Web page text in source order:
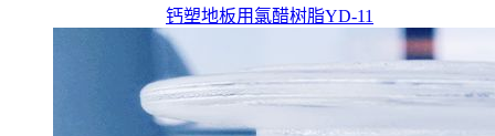
钙塑地板用氯醋树脂YD-11